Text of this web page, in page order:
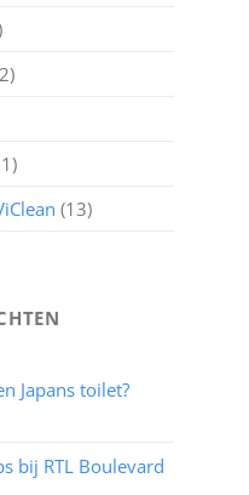
(13)
Japans toilet?
bij RTL Boulevard